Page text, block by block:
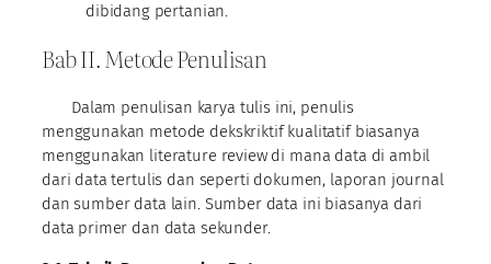
dibidang pertanian.
Bab II. Metode Penulisan
Dalam penulisan karya tulis ini, penulis
menggunakan metode dekskriktif kualitatif biasanya
menggunakan literature review di mana data di ambil
dari data tertulis dan seperti dokumen, laporan journal
dan sumber data lain. Sumber data ini biasanya dari
data primer dan data sekunder.